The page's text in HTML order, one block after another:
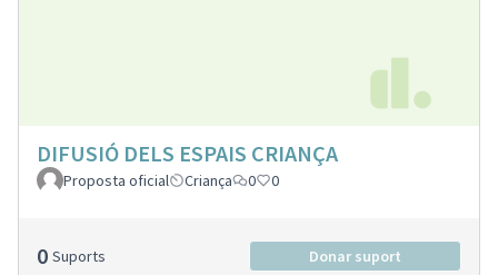
DIFUSIÓ DELS ESPAIS CRIANÇA
Proposta oficial Criança 0 0
0 Suports Donar suport